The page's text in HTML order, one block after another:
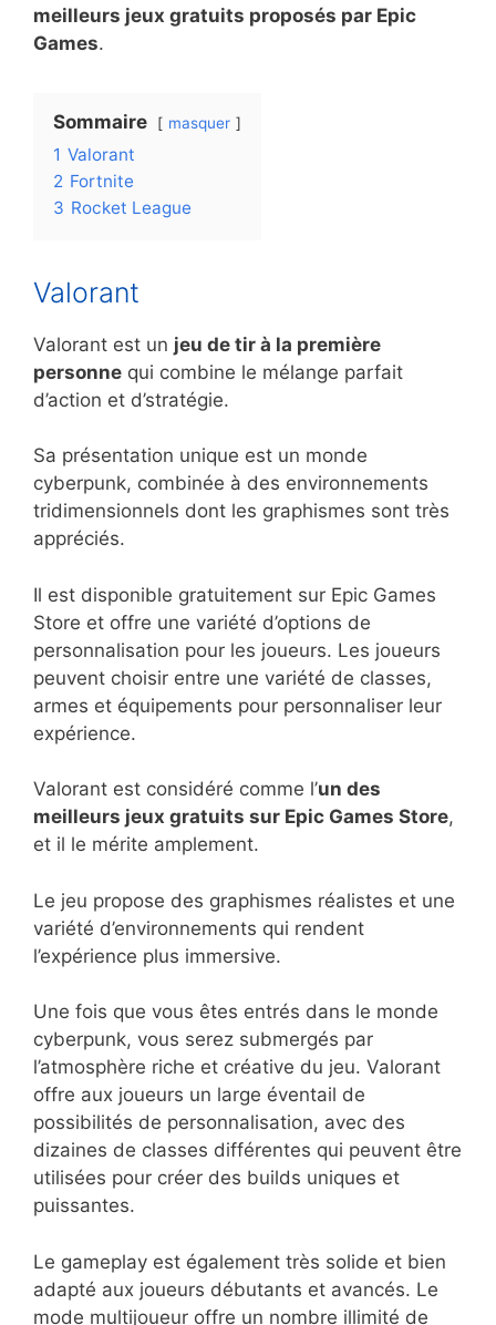
meilleurs jeux gratuits proposés par Epic
Games.
Sommaire masquer
1 Valorant
2 Fortnite
3 Rocket League
Valorant
Valorant est un jeu de tir à la première
personne qui combine le mélange parfait
d’action et d’stratégie.
Sa présentation unique est un monde
cyberpunk, combinée à des environnements
tridimensionnels dont les graphismes sont très
appréciés.
Il est disponible gratuitement sur Epic Games
Store et offre une variété d’options de
personnalisation pour les joueurs. Les joueurs
peuvent choisir entre une variété de classes,
armes et équipements pour personnaliser leur
expérience.
Valorant est considéré comme l’un des
meilleurs jeux gratuits sur Epic Games Store,
et il le mérite amplement.
Le jeu propose des graphismes réalistes et une
variété d’environnements qui rendent
l’expérience plus immersive.
Une fois que vous êtes entrés dans le monde
cyberpunk, vous serez submergés par
l’atmosphère riche et créative du jeu. Valorant
offre aux joueurs un large éventail de
possibilités de personnalisation, avec des
dizaines de classes différentes qui peuvent être
utilisées pour créer des builds uniques et
puissantes.
Le gameplay est également très solide et bien
adapté aux joueurs débutants et avancés. Le
mode multijoueur offre un nombre illimité de